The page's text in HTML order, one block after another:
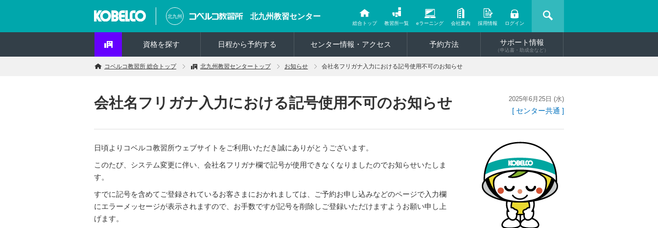
北九州 北九州教習センター
総合トップ 教習所一覧 eラーニング 会社案内 採用情報 ログイン
資格を探す 日程から予約する センター情報・アクセス 予約方法 サポート情報
（申込書・助成金など）
コベルコ教習所 総合トップ 北九州教習センタートップ お知らせ 会社名フリガナ入力における記号使用不可のお知らせ
会社名フリガナ入力における記号使用不可のお知らせ 2025年6月25日 (水)
[ センター共通 ]
日頃よりコベルコ教習所ウェブサイトをご利用いただき誠にありがとうございます。
このたび、システム変更に伴い、会社名フリガナ欄で記号が使用できなくなりましたのでお知らせいたしま
す。
すでに記号を含めてご登録されているお客さまにおかれましては、ご予約お申し込みなどのページで入力欄
にエラーメッセージが表示されますので、お手数ですが記号を削除しご登録いただけますようお願い申し上
げます。